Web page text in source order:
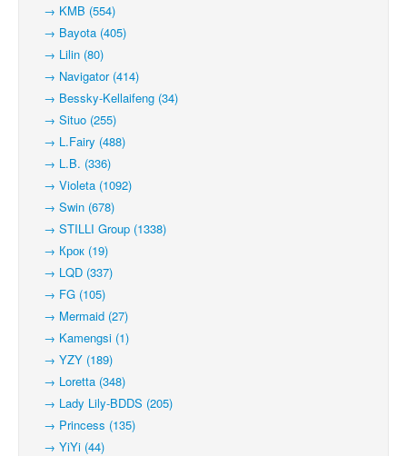
→ KMB (554)
→ Bayota (405)
→ Lilin (80)
→ Navigator (414)
→ Bessky-Kellaifeng (34)
→ Situo (255)
→ L.Fairy (488)
→ L.B. (336)
→ Violeta (1092)
→ Swin (678)
→ STILLI Group (1338)
→ Крок (19)
→ LQD (337)
→ FG (105)
→ Mermaid (27)
→ Kamengsi (1)
→ YZY (189)
→ Loretta (348)
→ Lady Lily-BDDS (205)
→ Princess (135)
→ YiYi (44)